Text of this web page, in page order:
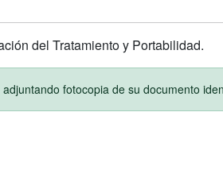
del Tratamiento y Portabilidad.
fotocopia de su documento